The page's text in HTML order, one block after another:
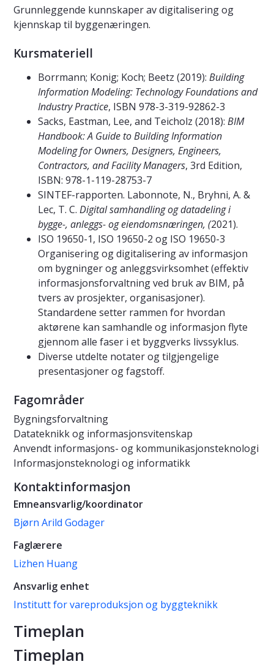
Grunnleggende kunnskaper av digitalisering og
kjennskap til byggenæringen.
Kursmateriell
Borrmann; Konig; Koch; Beetz (2019): Building
Information Modeling: Technology Foundations and
Industry Practice, ISBN 978-3-319-92862-3
Sacks, Eastman, Lee, and Teicholz (2018): BIM
Handbook: A Guide to Building Information
Modeling for Owners, Designers, Engineers,
Contractors, and Facility Managers, 3rd Edition,
ISBN: 978-1-119-28753-7
SINTEF-rapporten. Labonnote, N., Bryhni, A. &
Lec, T. C. Digital samhandling og datadeling i
bygge-, anleggs- og eiendomsnæringen, (2021).
ISO 19650-1, ISO 19650-2 og ISO 19650-3
Organisering og digitalisering av informasjon
om bygninger og anleggsvirksomhet (effektiv
informasjonsforvaltning ved bruk av BIM, på
tvers av prosjekter, organisasjoner).
Standardene setter rammen for hvordan
aktørene kan samhandle og informasjon flyte
gjennom alle faser i et byggverks livssyklus.
Diverse utdelte notater og tilgjengelige
presentasjoner og fagstoff.
Fagområder
Bygningsforvaltning
Datateknikk og informasjonsvitenskap
Anvendt informasjons- og kommunikasjonsteknologi
Informasjonsteknologi og informatikk
Kontaktinformasjon
Emneansvarlig/koordinator
Bjørn Arild Godager
Faglærere
Lizhen Huang
Ansvarlig enhet
Institutt for vareproduksjon og byggteknikk
Timeplan
Timeplan